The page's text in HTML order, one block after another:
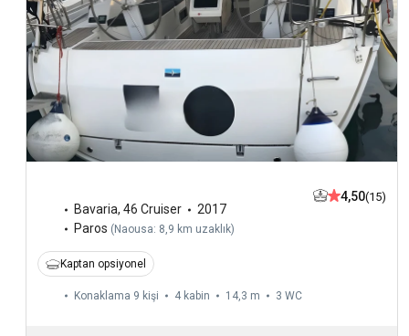
Bavaria, 46 Cruiser
2017
Paros ( Naousa: 8,9 km uzaklık)
4,50(15)
Kaptan opsiyonel
Konaklama 9 kişi 4 kabin 14,3 m 3 WC